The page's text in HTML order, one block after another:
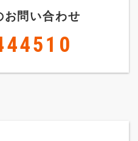
お問い合わせ